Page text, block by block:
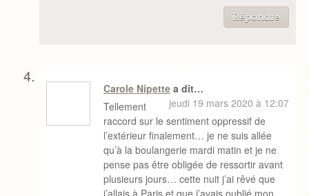
Répondre
Carole Nipettea dit…
jeudi 19 mars 2020 à 12:07
Tellement
raccord sur le sentiment oppressif de
l’extérieur finalement… je ne suis allée
qu’à la boulangerie mardi matin et je ne
pense pas être obligée de ressortir avant
plusieurs jours… cette nuit j’ai rêvé que